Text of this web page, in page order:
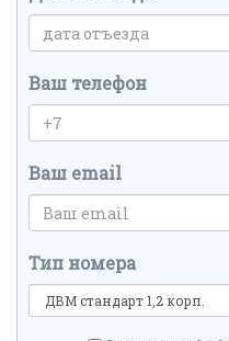
Ваш телефон
Ваш email
Тип номера